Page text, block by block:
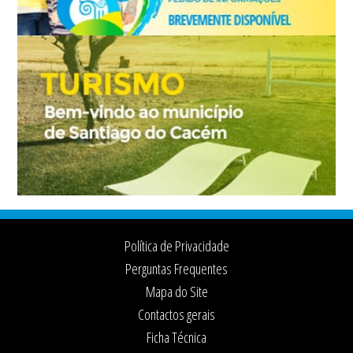
Footer
Política de Privacidade
Perguntas Frequentes
Mapa do Site
Contactos gerais
Ficha Técnica